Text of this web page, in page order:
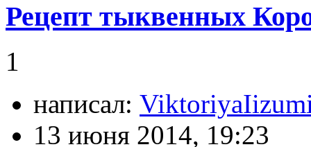
Рецепт тыквенных
1
написал:
13 июня 2014, 19:23